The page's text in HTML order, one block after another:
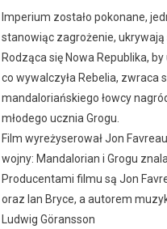
Imperium zostało pokonane,
stanowiąc zagrożenie, ukrywają
Rodząca się Nowa Republika,
co wywalczyła Rebelia, zwraca
mandaloriańskiego łowcy
młodego ucznia Grogu.
Film wyreżyserował Jon
wojny: Mandalorian i Grogu
Producentami filmu są Jon
oraz Ian Bryce, a autorem
Ludwig Göransson